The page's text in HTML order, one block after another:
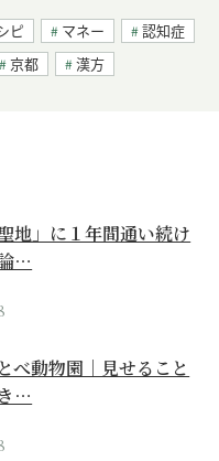
ピ マネー
認知症
京都 漢方
地」に１年間通い続け
…
べ動物園｜見せること
…